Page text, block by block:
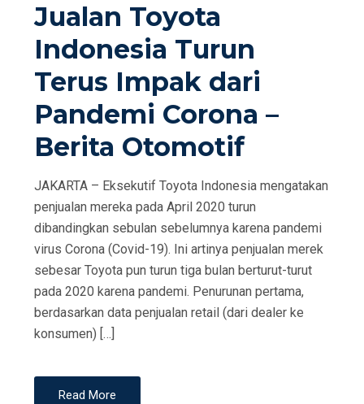
T
Jualan Toyota
Indonesia Turun
Terus Impak dari
Pandemi Corona –
Berita Otomotif
JAKARTA – Eksekutif Toyota Indonesia mengatakan
penjualan mereka pada April 2020 turun
dibandingkan sebulan sebelumnya karena pandemi
virus Corona (Covid-19). Ini artinya penjualan merek
sebesar Toyota pun turun tiga bulan berturut-turut
pada 2020 karena pandemi. Penurunan pertama,
berdasarkan data penjualan retail (dari dealer ke
konsumen) […]
Read More